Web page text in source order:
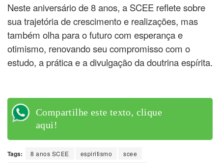
Neste aniversário de 8 anos, a SCEE reflete sobre
sua trajetória de crescimento e realizações, mas
também olha para o futuro com esperança e
otimismo, renovando seu compromisso com o
estudo, a prática e a divulgação da doutrina espírita.
Compartilhe este texto, clique
aqui!
Tags: 8 anos SCEE espiritismo
scee